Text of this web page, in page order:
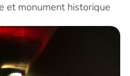
et monument historique